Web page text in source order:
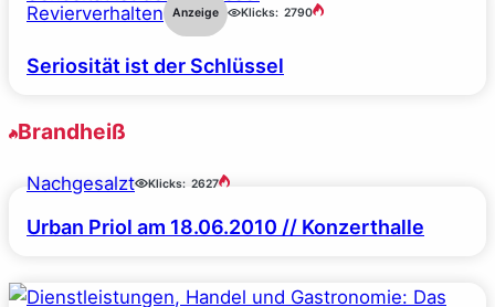
Revierverhalten Anzeige Klicks: 2790
Seriosität ist der Schlüssel
Brandheiß
Nachgesalzt Klicks: 2627
Urban Priol am 18.06.2010 // Konzerthalle